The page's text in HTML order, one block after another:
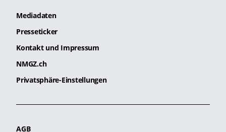
Mediadaten
Presseticker
Kontakt und Impressum
NMGZ.ch
Privatsphäre-Einstellungen
AGB